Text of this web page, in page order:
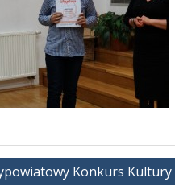
Konkurs